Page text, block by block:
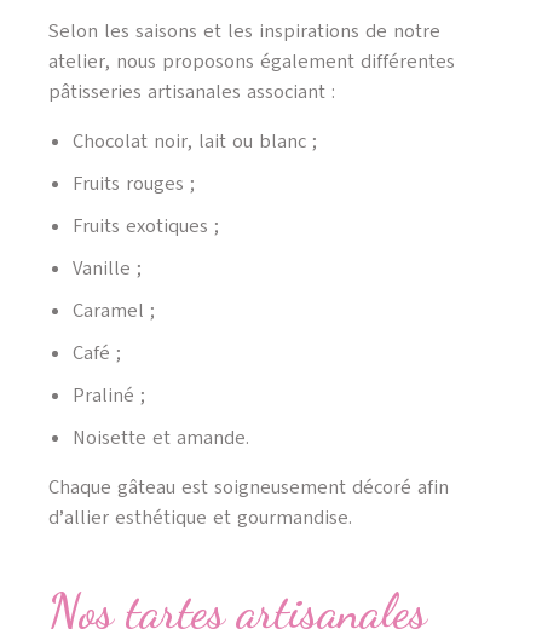
Selon les saisons et les inspirations de notre
atelier, nous proposons également différentes
pâtisseries artisanales associant :
Chocolat noir, lait ou blanc ;
Fruits rouges ;
Fruits exotiques ;
Vanille ;
Caramel ;
Café ;
Praliné ;
Noisette et amande.
Chaque gâteau est soigneusement décoré afin
d’allier esthétique et gourmandise.
Nos tartes artisanales